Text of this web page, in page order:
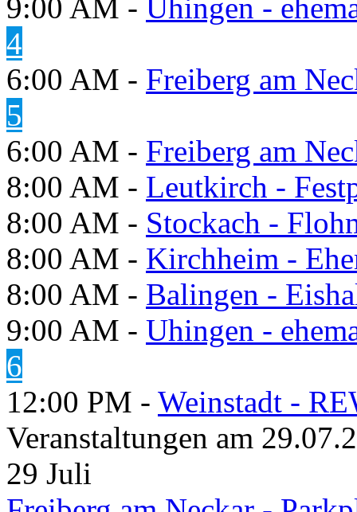
9:00 AM - Uhingen -
4
6:00 AM - Freiberg am
5
6:00 AM - Freiberg am
8:00 AM - Leutkirch -
8:00 AM - Stockach -
8:00 AM - Kirchheim -
8:00 AM - Balingen -
9:00 AM - Uhingen -
6
12:00 PM - Weinstadt -
Veranstaltungen am
29 Juli